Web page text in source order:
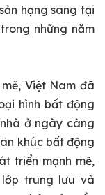
hạng sang tại
những năm
Việt Nam đã
hình bất động
ở ngày càng
khúc bất động
triển mạnh mẽ,
trung lưu và